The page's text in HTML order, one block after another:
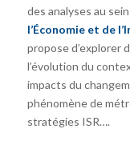
des analyses au
l’Économie et de
propose d’explorer
l’évolution du
impacts du
phénomène de
stratégies ISR….